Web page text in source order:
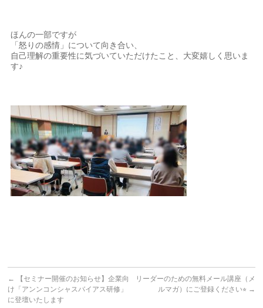
ほんの一部ですが
「怒りの感情」について向き合い、
自己理解の重要性に気づいていただけたこと、大変嬉しく思いま
す♪
←
【セミナー開催のお知らせ】企業向
け「アンンコンシャスバイアス研修」
に登壇いたします
リーダーのための無料メール講座（メ
ルマガ）にご登録ください⭐︎ →